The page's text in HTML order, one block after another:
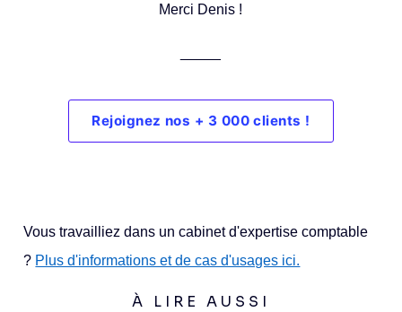
Merci Denis !
Rejoignez nos + 3 000 clients !
Vous travailliez dans un cabinet d'expertise comptable
? Plus d'informations et de cas d'usages ici.
À LIRE AUSSI